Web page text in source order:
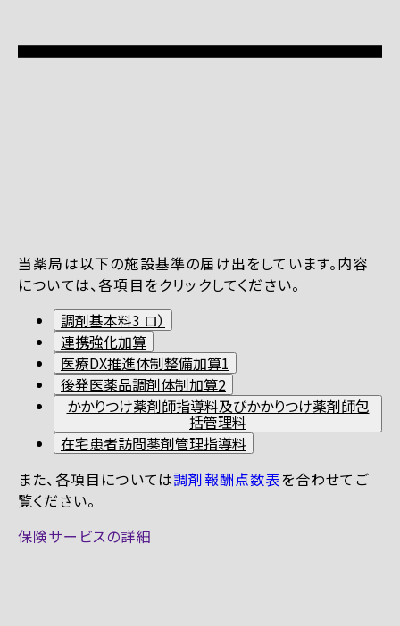
当薬局は以下の施設基準の届け出をしています。内容
については、各項目をクリックしてください。
調剤基本料3 ロ）
連携強化加算
医療DX推進体制整備加算1
後発医薬品調剤体制加算2
かかりつけ薬剤師指導料及びかかりつけ薬剤師包
括管理料
在宅患者訪問薬剤管理指導料
また、各項目については調剤報酬点数表を合わせてご
覧ください。
保険サービスの詳細